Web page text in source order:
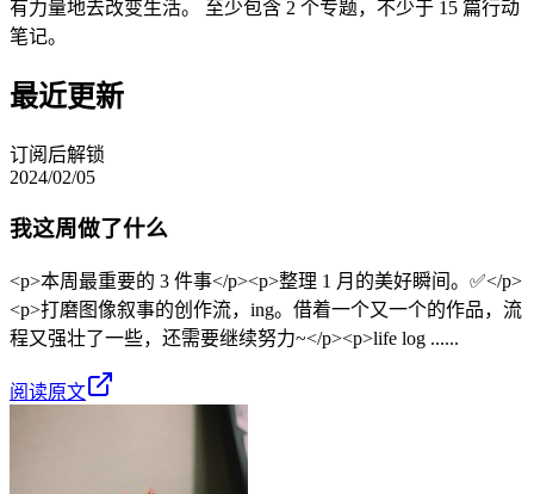
有力量地去改变生活。 至少包含 2 个专题，不少于 15 篇行动
笔记。
最近更新
订阅后解锁
2024/02/05
我这周做了什么
<p>本周最重要的 3 件事</p><p>整理 1 月的美好瞬间。✅</p>
<p>打磨图像叙事的创作流，ing。借着一个又一个的作品，流
程又强壮了一些，还需要继续努力~</p><p>life log ......
阅读原文